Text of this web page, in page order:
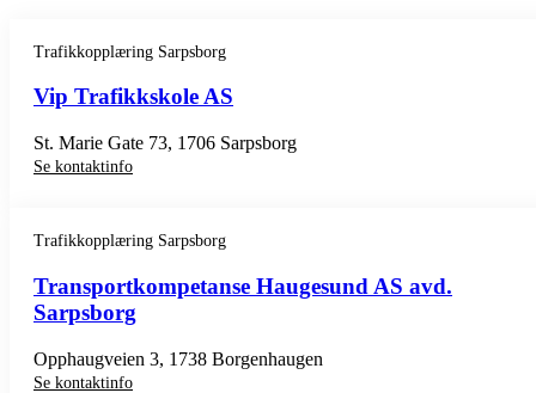
Trafikkopplæring Sarpsborg
Vip Trafikkskole AS
St. Marie Gate 73, 1706 Sarpsborg
Se kontaktinfo
Trafikkopplæring Sarpsborg
Transportkompetanse Haugesund AS avd.
Sarpsborg
Opphaugveien 3, 1738 Borgenhaugen
Se kontaktinfo